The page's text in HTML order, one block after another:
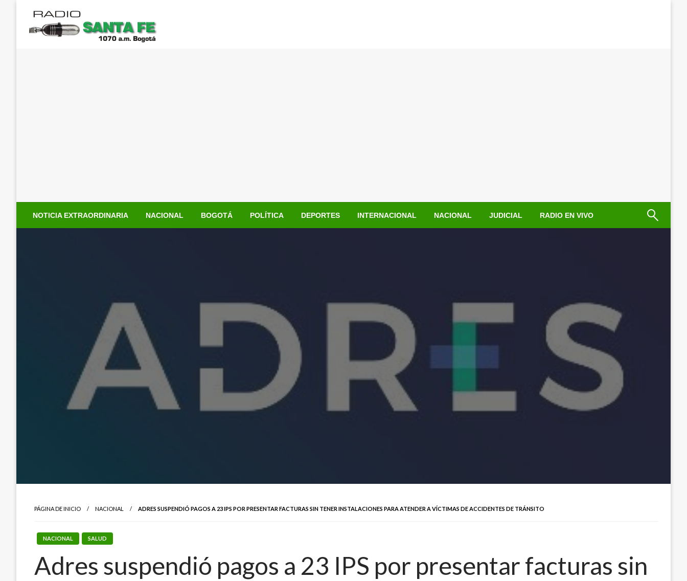
contenido
NOTICIA EXTRAORDINARIA NACIONAL BOGOTÁ POLÍTICA DEPORTES INTERNACIONAL NACIONAL JUDICIAL RADIO EN VIVO
PÁGINA DE INICIO NACIONAL ADRES SUSPENDIÓ PAGOS A 23 IPS POR PRESENTAR FACTURAS SIN TENER INSTALACIONES PARA ATENDER A VÍCTIMAS DE ACCIDENTES DE TRÁNSITO
NACIONAL SALUD
Adres suspendió pagos a 23 IPS por presentar facturas sin